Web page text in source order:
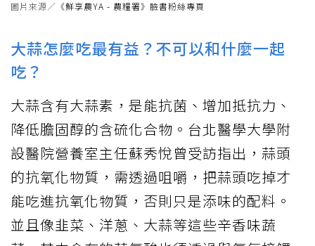
圖片來源／ 《鮮享農YA - 農糧署》臉書粉絲專頁
大蒜怎麼吃最有益？不可以和什麼一起
吃？
大蒜含有大蒜素，是能抗菌、增加抵抗力、
降低膽固醇的含硫化合物。台北醫學大學附
設醫院營養室主任蘇秀悅曾受訪指出，蒜頭
的抗氧化物質，需透過咀嚼，把蒜頭吃掉才
能吃進抗氧化物質，否則只是添味的配料。
並且像韭菜、洋蔥、大蒜等這些辛香味蔬